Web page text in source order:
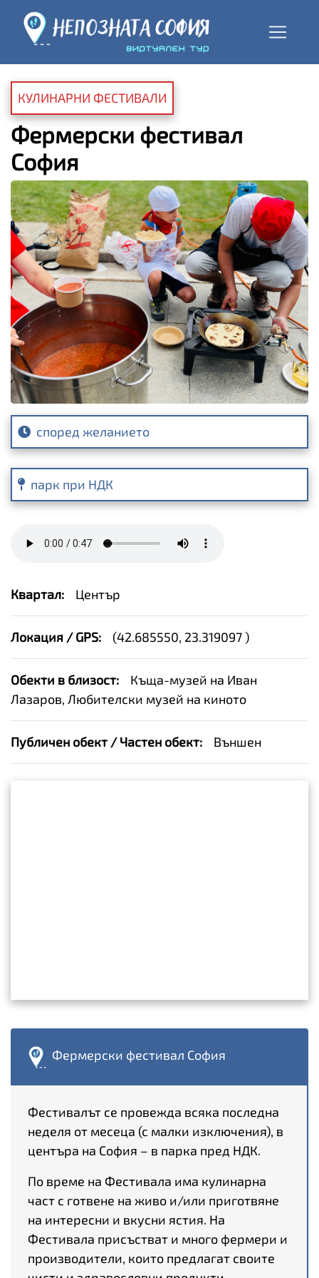
КУЛИНАРНИ ФЕСТИВАЛИ
Фермерски фестивал
София
според желанието
парк при НДК
Квартал: Център
Локация / GPS: (42.685550, 23.319097)
Обекти в близост:
Къща-музей на Иван
Лазаров, Любителски музей на киното
Публичен обект / Частен обект: Външен
Фермерски фестивал София
Фестивалът се провежда всяка последна
неделя от месеца (с малки изключения), в
центъра на София – в парка пред НДК.
По време на Фестивала има кулинарна
част с готвене на живо и/или приготвяне
на интересни и вкусни ястия. На
Фестивала присъстват и много фермери и
производители, които предлагат своите